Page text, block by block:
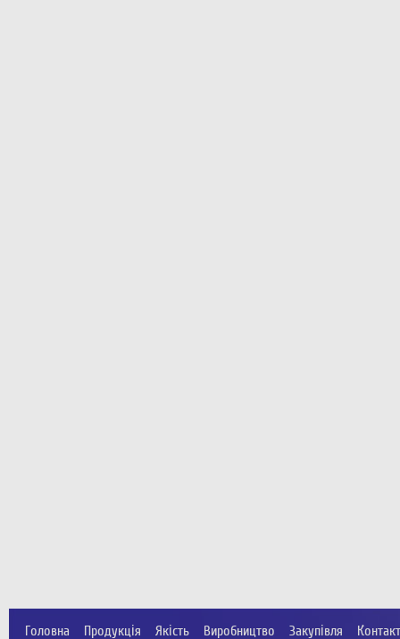
Головна Продукція Якість Виробництво Закупівля